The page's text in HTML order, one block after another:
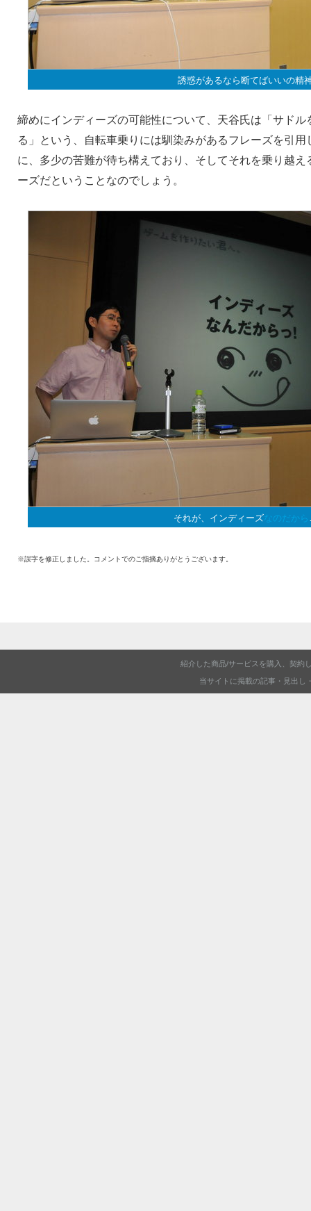
誘惑があるなら断てばいいの精
締めにインディーズの可能性について、天谷氏は「サド
る」という、自転車乗りには馴染みがあるフレーズを引
に、多少の苦難が待ち構えており、そしてそれを乗り越
ーズだということなのでしょう。
それが、インディーズなのだから
※誤字を修正しました。コメントでのご指摘ありがとうございます。
紹介した商品/サービスを購入、契約
当サイトに掲載の記事・見出し